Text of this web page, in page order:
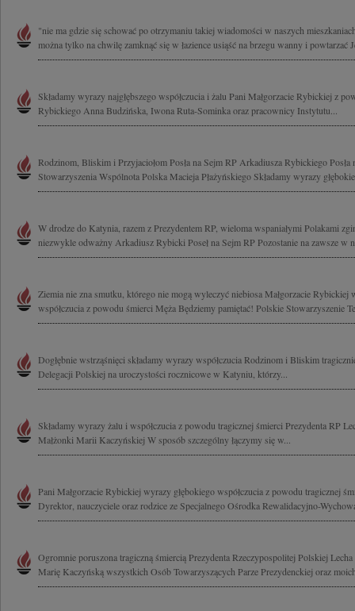
"nie ma gdzie się schować po otrzymaniu takiej wiadomości w naszych
można tylko na chwilę zamknąć się w łazience usiąść na brzegu wanny i powtarzać
Składamy wyrazy najgłębszego współczucia i żalu Pani Małgorzacie Rybickiej z
Rybickiego Anna Budzińska, Iwona Ruta-Sominka oraz pracownicy Instytutu...
Rodzinom, Bliskim i Przyjaciołom Posła na Sejm RP Arkadiusza Rybickiego Posła
Stowarzyszenia Wspólnota Polska Macieja Płażyńskiego Składamy wyrazy
W drodze do Katynia, razem z Prezydentem RP, wieloma wspaniałymi Polakami
niezwykle odważny Arkadiusz Rybicki Poseł na Sejm RP Pozostanie na zawsze w
Ziemia nie zna smutku, którego nie mogą wyleczyć niebiosa Małgorzacie Rybickiej
współczucia z powodu śmierci Męża Będziemy pamiętać! Polskie Stowarzyszenie
Dogłębnie wstrząśnięci składamy wyrazy współczucia Rodzinom i Bliskim
Delegacji Polskiej na uroczystości rocznicowe w Katyniu, którzy...
Składamy wyrazy żalu i współczucia z powodu tragicznej śmierci Prezydenta RP
Małżonki Marii Kaczyńskiej W sposób szczególny łączymy się w...
Pani Małgorzacie Rybickiej wyrazy głębokiego współczucia z powodu tragicznej
Dyrektor, nauczyciele oraz rodzice ze Specjalnego Ośrodka Rewalidacyjno-
Ogromnie poruszona tragiczną śmiercią Prezydenta Rzeczypospolitej Polskiej
Marię Kaczyńską wszystkich Osób Towarzyszących Parze Prezydenckiej oraz